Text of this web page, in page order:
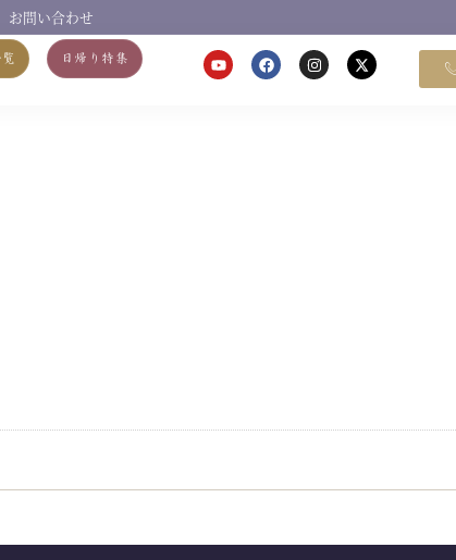
お問い合わせ
日帰り特集